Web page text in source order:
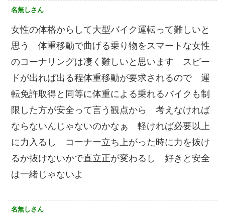
名無しさん
女性の体格からして大型バイク運転って難しいと
思う 体重移動で曲げる乗り物をスマートな女性
のコーナリングは凄く難しいと思います スピー
ドが出れば出る程体重移動が要求されるので 運
転免許取得と同等に体重による乗れるバイクも制
限した方が安全って言う観点から 考えなければ
ならないんじゃないのかなぁ 軽ければ必要以上
に力入るし コーナー立ち上がった時に力を抜け
るか抜けないかで直立正が変わるし 好きと安全
は一緒じゃないよ
名無しさん